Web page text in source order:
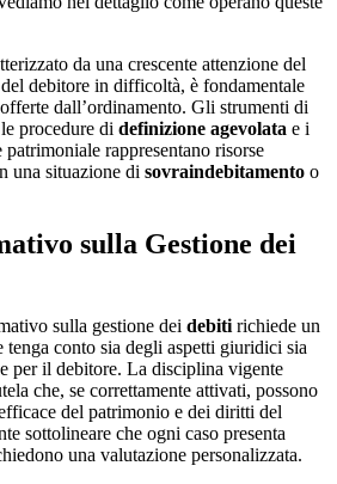
da una crescente attenzione del
debitore in difficoltà, è fondamentale
dall’ordinamento. Gli strumenti di
procedure di definizione agevolata e i
rappresentano risorse
una situazione di sovraindebitamento o
sulla Gestione dei
sulla gestione dei debitirichiede un
tenga conto sia degli aspetti giuridici sia
per il debitore. La disciplina vigente
che, se correttamente attivati, possono
del patrimonio e dei diritti del
sottolineare che ogni caso presenta
una valutazione personalizzata.